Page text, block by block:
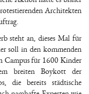
Architekten
steht an, dieses Mal für
soll in den kommenden
Campus für 1600 Kinder
breiten Boykott der
die bereits städtische